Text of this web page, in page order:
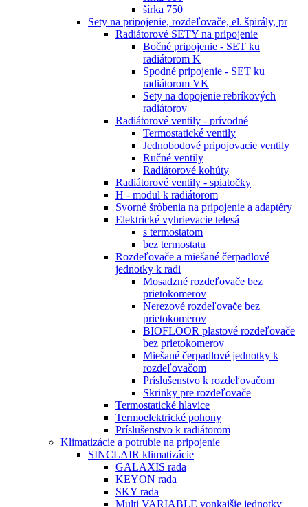
šírka 750
Sety na pripojenie, rozdeľovače, el. špirály, pr
Radiátorové SETY na pripojenie
Bočné pripojenie - SET ku
radiátorom K
Spodné pripojenie - SET ku
radiátorom VK
Sety na dopojenie rebríkových
radiátorov
Radiátorové ventily - prívodné
Termostatické ventily
Jednobodové pripojovacie ventily
Ručné ventily
Radiátorové kohúty
Radiátorové ventily - spiatočky
H - modul k radiátorom
Svorné šróbenia na pripojenie a adaptéry
Elektrické vyhrievacie telesá
s termostatom
bez termostatu
Rozdeľovače a miešané čerpadlové
jednotky k radi
Mosadzné rozdeľovače bez
prietokomerov
Nerezové rozdeľovače bez
prietokomerov
BIOFLOOR plastové rozdeľovače
bez prietokomerov
Miešané čerpadlové jednotky k
rozdeľovačom
Príslušenstvo k rozdeľovačom
Skrinky pre rozdeľovače
Termostatické hlavice
Termoelektrické pohony
Príslušenstvo k radiátorom
Klimatizácie a potrubie na pripojenie
SINCLAIR klimatizácie
GALAXIS rada
KEYON rada
SKY rada
Multi VARIABLE vonkajšie jednotky